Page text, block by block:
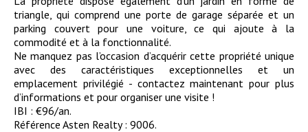
triangle, qui comprend une porte de garage séparée et un
parking couvert pour une voiture, ce qui ajoute à la
commodité et à la fonctionnalité.
Ne manquez pas l’occasion d’acquérir cette propriété unique
avec des caractéristiques exceptionnelles et un
emplacement privilégié - contactez maintenant pour plus
d’informations et pour organiser une visite !
IBI : €96/an.
Référence Asten Realty : 9006.